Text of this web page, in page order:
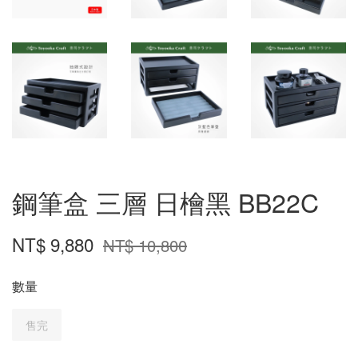
鋼筆盒 三層 日檜黑 BB22C
NT$ 9,880 NT$ 10,800
數量
售完